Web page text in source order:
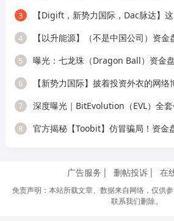
3 【Digift，新势力国际，Dac脉达】这几个项目
4 【以升能源】（不是中国公司）资金盘骗局，境外
5 曝光：七龙珠（Dragon Ball）资金盘疯狂蔓延，湖
6 【新势力国际】披着投资外衣的网络
7 深度曝光｜BitEvolution（EVL）全套包装骗局！标准
8 官方揭秘【Toobit】仿冒骗局！资金盘套路
广告服务 删帖投诉 在
免责声明：本站所载文章、数据来自网络，仅供
联系我们删除。